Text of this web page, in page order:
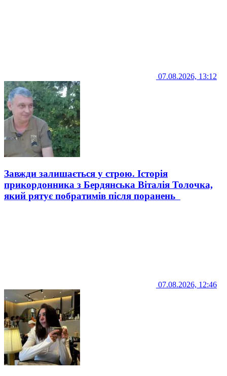
07.08.2026, 13:12
Завжди залишається у строю. Історія
прикордонника з Бердянська Віталія Толочка,
який рятує побратимів після поранень
07.08.2026, 12:46